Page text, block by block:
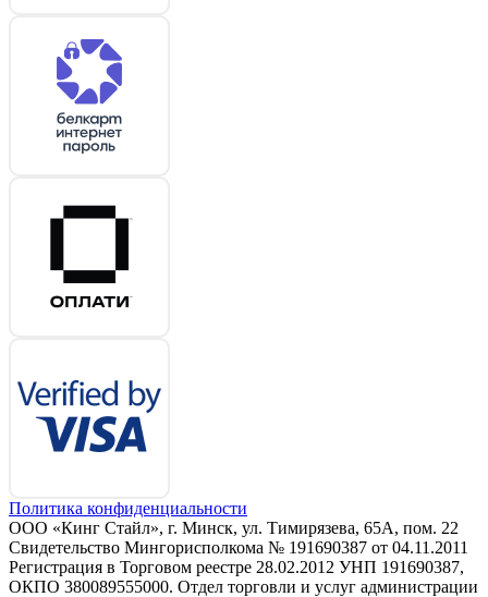
Политика конфиденциальности
ООО «Кинг Стайл», г. Минск, ул. Тимирязева, 65А, пом. 22
Свидетельство Мингорисполкома № 191690387 от 04.11.2011
Регистрация в Торговом реестре 28.02.2012 УНП 191690387,
ОКПО 380089555000. Отдел торговли и услуг администрации